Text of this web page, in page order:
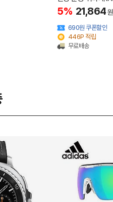
5% 21,864원
690원 쿠폰할인
446P 적립
무료배송